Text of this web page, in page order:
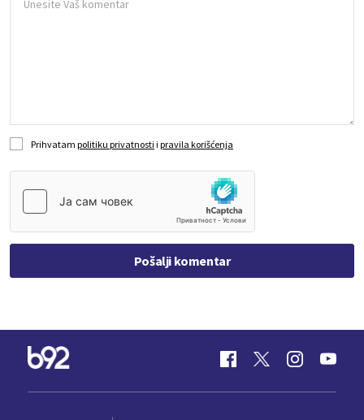
Prihvatam politiku privatnosti i pravila korišćenja
Pošalji komentar